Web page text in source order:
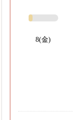
8(金)